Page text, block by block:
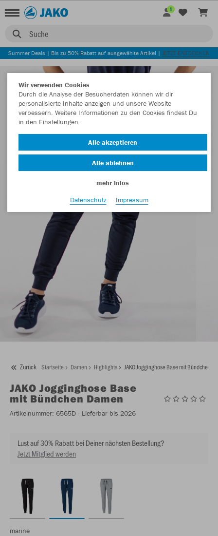
Suche
1
Summer Deals | Bis zu 50% Rabatt auf ausgewählte Artikel | JETZT ENTDECKEN
Zurück Startseite Damen Highlights JAKO Jogginghose Base mit Bündchen
JAKO Jogginghose Base
mit Bündchen Damen
Artikelnummer: 6565D - Lieferbar bis 2026
Lust auf 30% Rabatt bei Deiner nächsten Bestellung?
Jetzt Mitglied werden
marine
Wir verwenden Cookies
Durch die Analyse der Besucherdaten können wir dir
personalisierte Inhalte anzeigen und unsere Website
verbessern. Weitere Informationen zu den Cookies findest Du
in den Einstellungen.
Alle akzeptieren
Alle ablehnen
mehr Infos
Datenschutz
Impressum